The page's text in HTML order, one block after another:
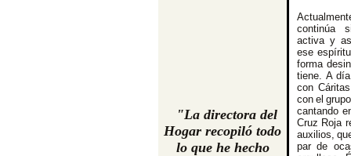
"La directora del
Hogar recopiló todo
lo que he hecho
continúa
activa y
ese
forma
tiene. A
con
con el
cantando
Cruz Roja
auxilios,
par de